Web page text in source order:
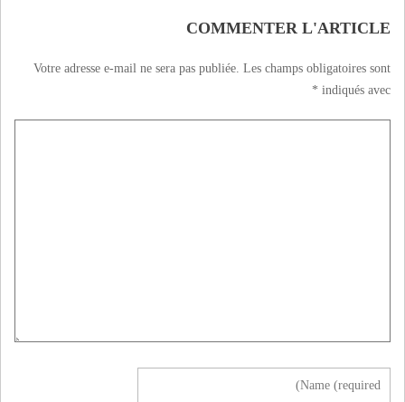
COMMENTER L'ARTICLE
Votre adresse e-mail ne sera pas publiée. Les champs obligatoires sont
indiqués avec
*